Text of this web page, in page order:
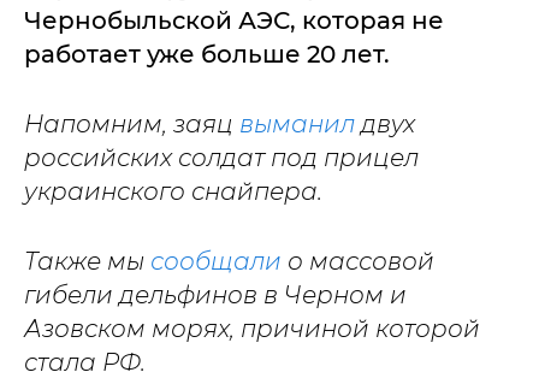
Чернобыльской АЭС, которая не
работает уже больше 20 лет.
Напомним, заяц выманилдвух
российских солдат под прицел
украинского снайпера.
Также мы сообщали о массовой
гибели дельфинов в Черном и
Азовском морях, причиной которой
стала РФ.